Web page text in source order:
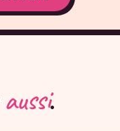
aussi.